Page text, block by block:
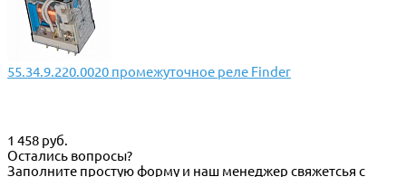
55.34.9.220.0020 промежуточное реле Finder
1 458 руб.
Остались вопросы?
Заполните простую форму и наш менеджер свяжетсья с